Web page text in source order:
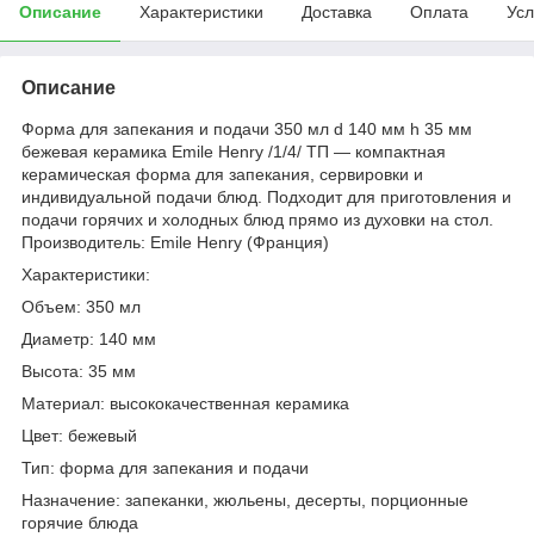
Описание Характеристики Доставка Оплата
Описание
Форма для запекания и подачи 350 мл d 140 мм h 35 мм
бежевая керамика Emile Henry /1/4/ ТП — компактная
керамическая форма для запекания, сервировки и
индивидуальной подачи блюд. Подходит для приготовления и
подачи горячих и холодных блюд прямо из духовки на стол.
Производитель: Emile Henry (Франция)
Характеристики:
Объем: 350 мл
Диаметр: 140 мм
Высота: 35 мм
Материал: высококачественная керамика
Цвет: бежевый
Тип: форма для запекания и подачи
Назначение: запеканки, жюльены, десерты, порционные
горячие блюда